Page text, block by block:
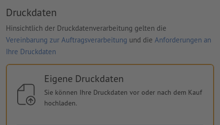
Druckdaten
Hinsichtlich der Druckdatenverarbeitung gelten die
Vereinbarung zur Auftragsverarbeitung und die Anforderungen an
Ihre Druckdaten
Eigene Druckdaten
Sie können Ihre Druckdaten vor oder nach dem Kauf
hochladen.